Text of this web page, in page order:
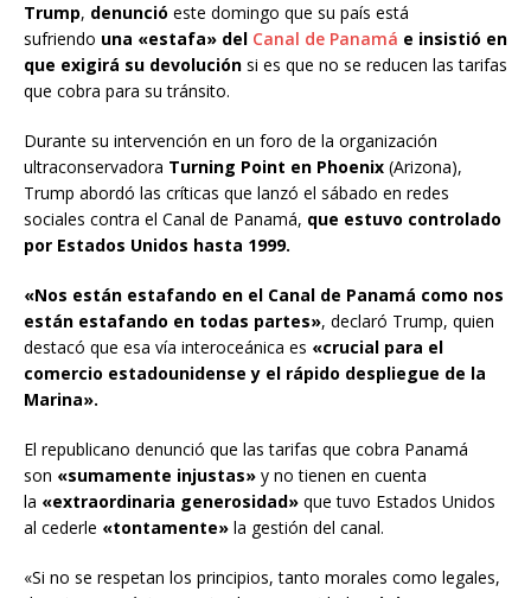
Trump, denunció este domingo que su país está
sufriendo una «estafa» del Canal de Panamá e insistió en
que exigirá su devolución si es que no se reducen las tarifas
que cobra para su tránsito.
Durante su intervención en un foro de la organización
ultraconservadora Turning Point en Phoenix (Arizona),
Trump abordó las críticas que lanzó el sábado en redes
sociales contra el Canal de Panamá, que estuvo controlado
por Estados Unidos hasta 1999.
«Nos están estafando en el Canal de Panamá como nos
están estafando en todas partes», declaró Trump, quien
destacó que esa vía interoceánica es «crucial para el
comercio estadounidense y el rápido despliegue de la
Marina».
El republicano denunció que las tarifas que cobra Panamá
son «sumamente injustas» y no tienen en cuenta
la «extraordinaria generosidad» que tuvo Estados Unidos
al cederle «tontamente» la gestión del canal.
«Si no se respetan los principios, tanto morales como legales,